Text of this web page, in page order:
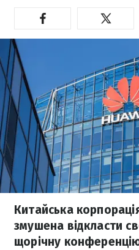
Китайська
змушена відкласти
щорічну